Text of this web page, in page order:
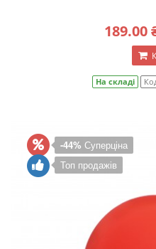
189.00
На складі
-44% Суперціна
Топ продажів